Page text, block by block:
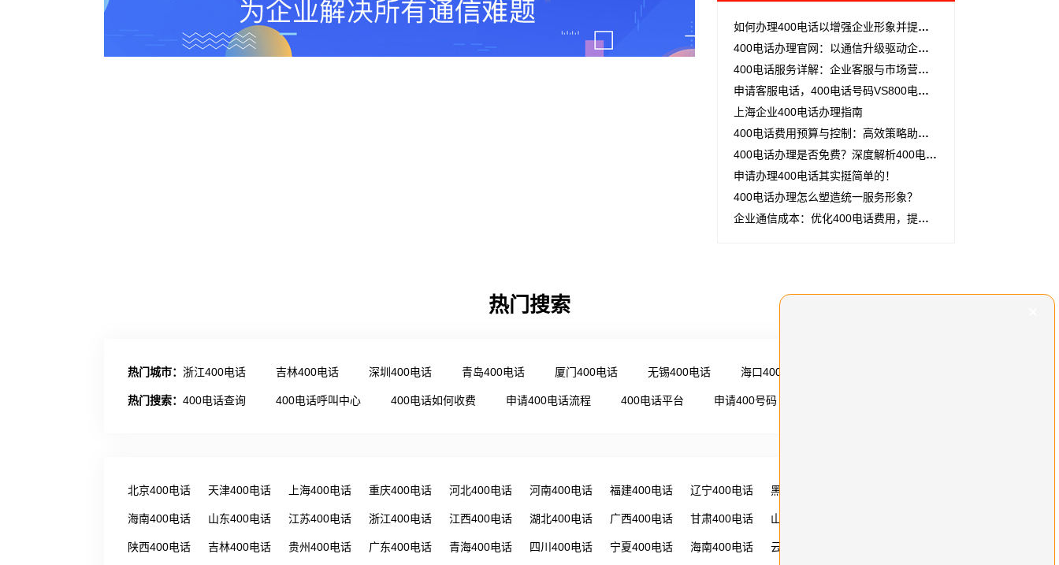
如何办理400电话以增强企业形象并提升客户服务效率？
400电话办理官网：以通信升级驱动企业客户关系智能化转型
400电话服务详解：企业客服与市场营销的必备工具及辨别方法
​申请客服电话，400电话号码VS800电话，你选对了吗？
上海企业400电话办理指南
400电话费用预算与控制：高效策略助力企业降本增效
400电话办理是否免费？深度解析400电话的办理费用与价值
申请办理400电话其实挺简单的！
400电话办理怎么塑造统一服务形象？
企业通信成本：优化400电话费用，提升服务热线效能
热门搜索
热门城市： 浙江400电话 吉林400电话 深圳400电话 青岛400电话 厦门400电话 无锡400电话 海口400电话
热门搜索： 400电话查询 400电话呼叫中心 400电话如何收费 申请400电话流程 400电话平台 申请400号码
北京400电话 天津400电话 上海400电话 重庆400电话 河北400电话 河南400电话 福建400电话 辽宁400电话 黑龙江400电话
海南400电话 山东400电话 江苏400电话 浙江400电话 江西400电话 湖北400电话 广西400电话 甘肃400电话 山西400电话
陕西400电话 吉林400电话 贵州400电话 广东400电话 青海400电话 四川400电话 宁夏400电话 海南400电话 云南400电话